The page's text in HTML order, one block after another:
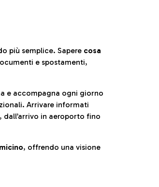
più semplice. Sapere cosa
e spostamenti,
e accompagna ogni giorno
Arrivare informati
in aeroporto fino
, offrendo una visione